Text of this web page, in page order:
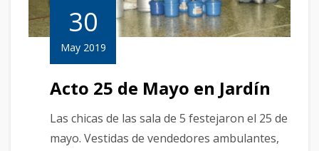
30
May 2019
Acto 25 de Mayo en Jardín
Las chicas de las sala de 5 festejaron el 25 de
mayo. Vestidas de vendedores ambulantes,